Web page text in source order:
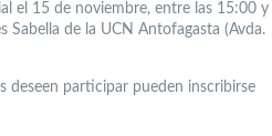
el 15 de noviembre, entre las 15:00 y
Sabella de la UCN Antofagasta (Avda.
deseen participar pueden inscribirse